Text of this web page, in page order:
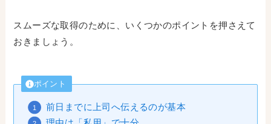
スムーズな取得のために、いくつかのポイントを押さえて
おきましょう。
ポイント
前日までに上司へ伝えるのが基本